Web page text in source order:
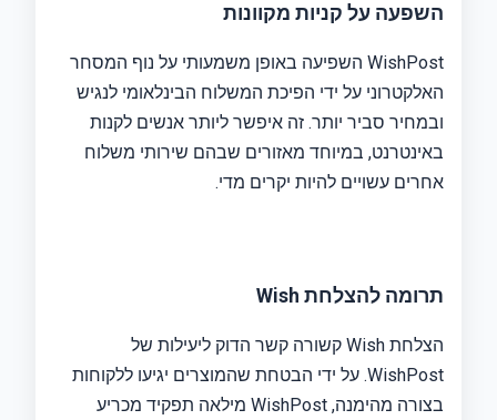
השפעה על קניות מקוונות
WishPost השפיעה באופן משמעותי על נוף המסחר
האלקטרוני על ידי הפיכת המשלוח הבינלאומי לנגיש
ובמחיר סביר יותר. זה איפשר ליותר אנשים לקנות
באינטרנט, במיוחד מאזורים שבהם שירותי משלוח
אחרים עשויים להיות יקרים מדי.
תרומה להצלחת Wish
הצלחת Wish קשורה קשר הדוק ליעילות של
WishPost. על ידי הבטחת שהמוצרים יגיעו ללקוחות
בצורה מהימנה, WishPost מילאה תפקיד מכריע